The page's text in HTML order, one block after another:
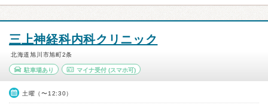
三上神経科内科クリニック
北海道旭川市旭町2条
駐車場あり マイナ受付(スマホ可)
土曜（〜12:30）